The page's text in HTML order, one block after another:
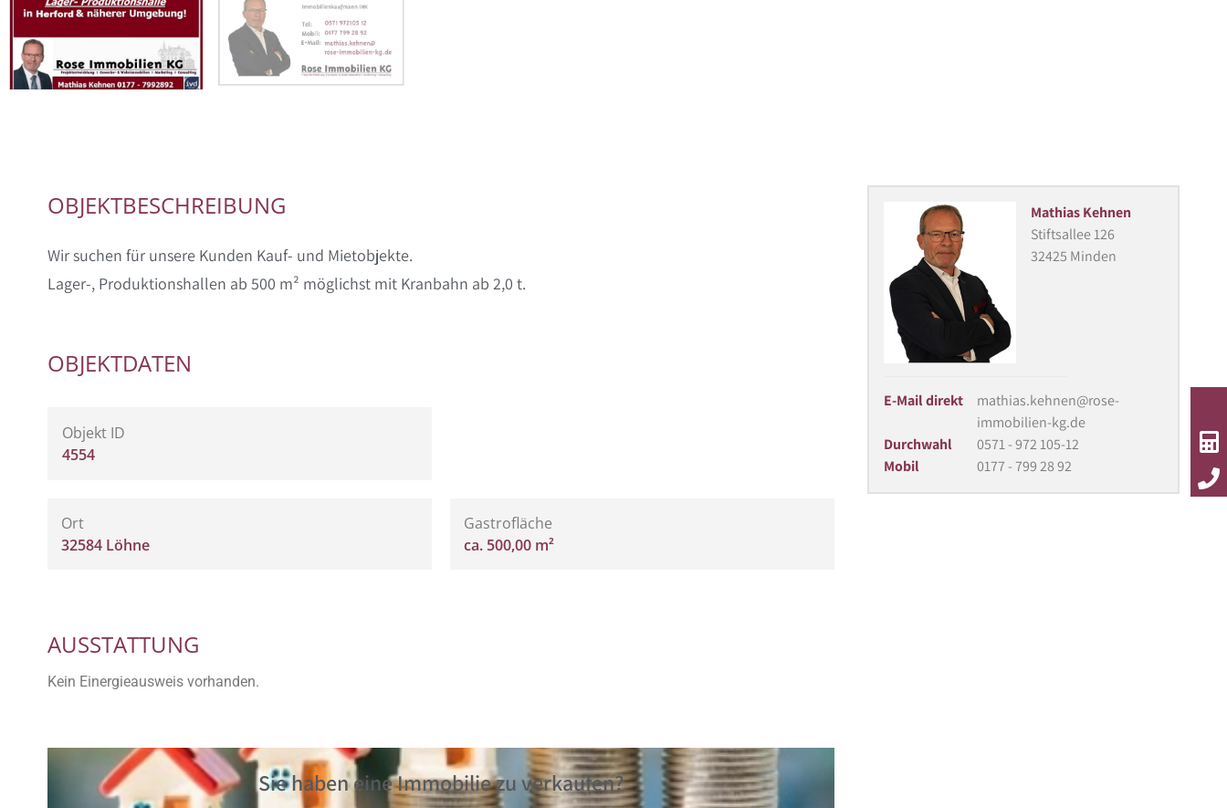
OBJEKTBESCHREIBUNG
Wir suchen für unsere Kunden Kauf- und Mietobjekte.
Lager-, Produktionshallen ab 500 m² möglichst mit Kranbahn ab 2,0 t.
OBJEKTDATEN
Objekt ID
4554
Ort
32584 Löhne
Gastrofläche
ca. 500,00 m²
AUSSTATTUNG
Kein Einergieausweis vorhanden.
Sie haben eine Immobilie zu verkaufen?
Mathias Kehnen
Stiftsallee 126
32425 Minden
E-Mail direkt
mathias.kehnen@rose-
immobilien-kg.de
Durchwahl
0571 - 972 105-12
Mobil
0177 - 799 28 92